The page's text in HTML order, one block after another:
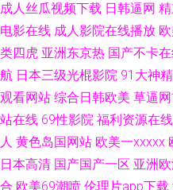
国内福利 黑人性爱网站 亚洲日韩国
网 97在线精品视频 青青艹在线观看
不卡性爱电影 91伊人基地 日韩成
干人人操 福利社午夜剧场成人区 中
夜剧场欧洲A片 狠狠操综合网
成人丝瓜视频下载 日韩逼网
电影在线 成人影院在线播放
类四虎 亚洲东京热 国产不卡
航 日本三级光棍影院 91大神
观看网站 综合日韩欧美 草逼
站在线 69性影院 福利资源在线
人 黄色岛国网站 欧美一xxxxx
日本高清 国产国产一区 亚洲
合 欧美69潮喷 伦理片app下载